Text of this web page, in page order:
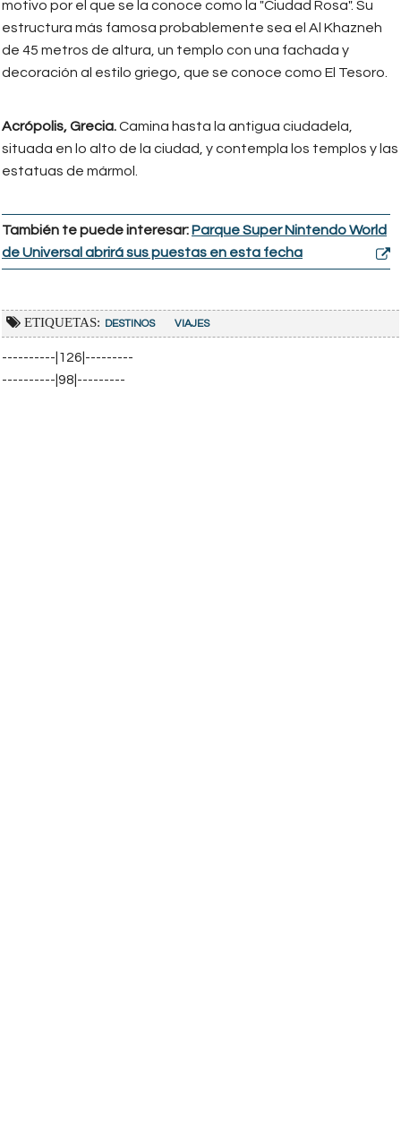
motivo por el que se la conoce como la "Ciudad Rosa". Su
estructura más famosa probablemente sea el Al Khazneh
de 45 metros de altura, un templo con una fachada y
decoración al estilo griego, que se conoce como El Tesoro.
Acrópolis, Grecia.Camina hasta la antigua ciudadela,
situada en lo alto de la ciudad, y contempla los templos y las
estatuas de mármol.
También te puede interesar: Parque Super Nintendo World
de Universal abrirá sus puestas en esta fecha
ETIQUETAS: DESTINOS VIAJES
----------|126|---------
----------|98|---------